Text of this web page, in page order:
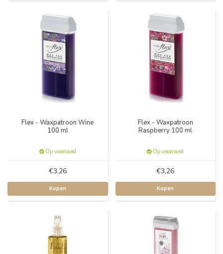
Flex - Waxpatroon Wine
100 ml
Op voorraad
€3,26
Kopen
Flex - Waxpatroon
Raspberry 100 ml
Op voorraad
€3,26
Kopen